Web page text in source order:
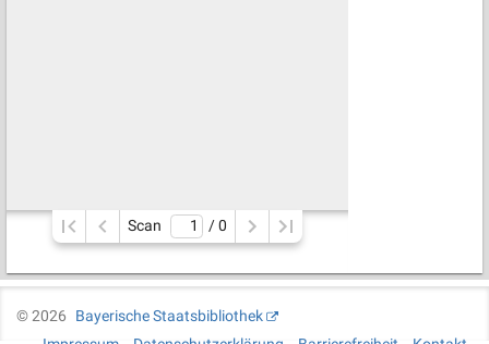
Scan / 0
©2026
Bayerische Staatsbibliothek